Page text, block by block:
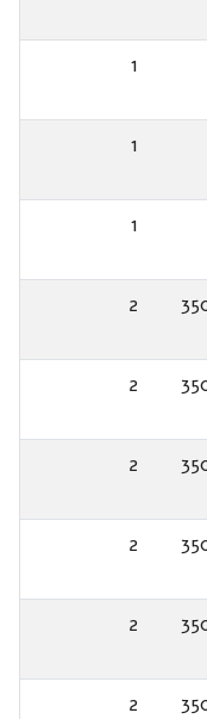
1
1
1
2
2
2
2
2
2